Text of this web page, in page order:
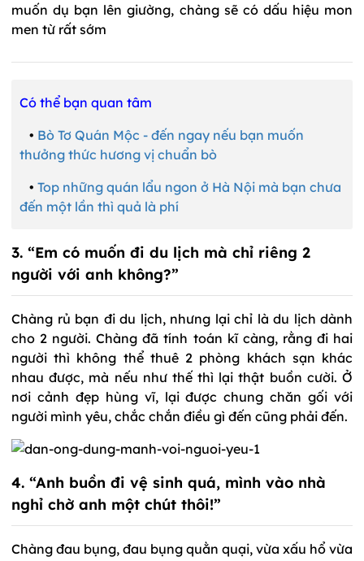
muốn dụ bạn lên giường, chàng sẽ có dấu hiệu mon
men từ rất sớm
Có thể bạn quan tâm
• Bò Tơ Quán Mộc - đến ngay nếu bạn muốn
thưởng thức hương vị chuẩn bò
• Top những quán lẩu ngon ở Hà Nội mà bạn chưa
đến một lần thì quả là phí
3. “Em có muốn đi du lịch mà chỉ riêng 2
người với anh không?”
Chàng rủ bạn đi du lịch, nhưng lại chỉ là du lịch dành
cho 2 người. Chàng đã tính toán kĩ càng, rằng đi hai
người thì không thể thuê 2 phòng khách sạn khác
nhau được, mà nếu như thế thì lại thật buồn cười. Ở
nơi cảnh đẹp hùng vĩ, lại được chung chăn gối với
người mình yêu, chắc chắn điều gì đến cũng phải đến.
4. “Anh buồn đi vệ sinh quá, mình vào nhà
nghỉ chờ anh một chút thôi!”
Chàng đau bụng, đau bụng quằn quại, vừa xấu hổ vừa